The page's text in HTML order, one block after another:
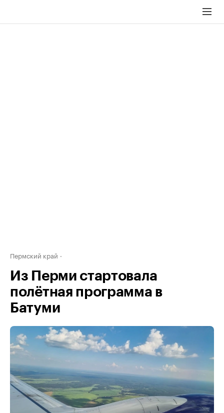
Пермский край
Из Перми стартовала
полётная программа в
Батуми